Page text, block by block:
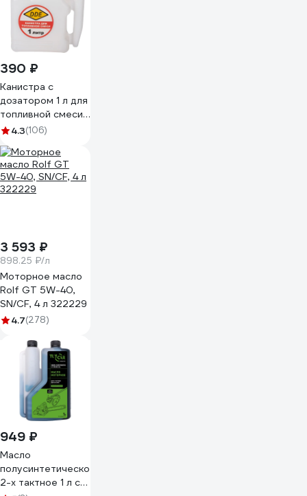
390 ₽
Канистра с
дозатором 1 л для
топливной смеси
DDE 247-002
4.3(106)
3 593 ₽
898.25 ₽/л
Моторное масло
Rolf GT 5W-40,
SN/CF, 4 л 322229
4.7(278)
949 ₽
Масло
полусинтетическое
2-х тактное 1 л с